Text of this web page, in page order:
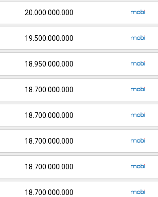
20.000.000.000
19.500.000.000
18.950.000.000
18.700.000.000
18.700.000.000
18.700.000.000
18.700.000.000
18.700.000.000